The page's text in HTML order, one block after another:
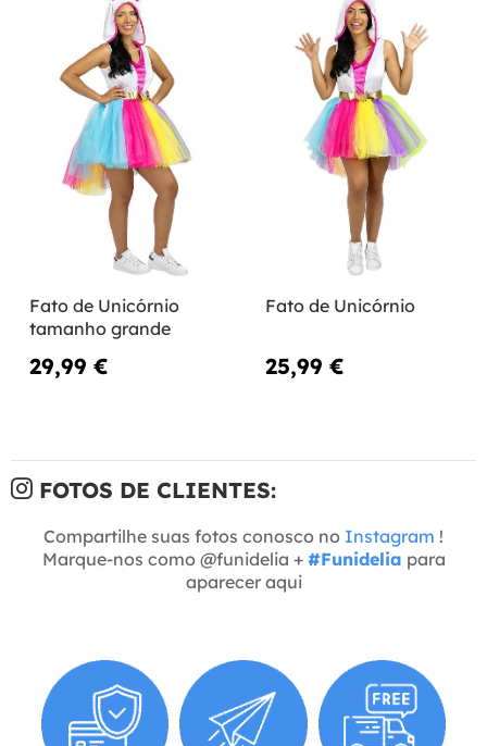
Fato de Unicórnio
tamanho grande
29,99 €
Fato de Unicórnio
25,99 €
FOTOS DE CLIENTES:
Compartilhe suas fotos conosco no Instagram !
Marque-nos como @funidelia + #Funidelia para
aparecer aqui